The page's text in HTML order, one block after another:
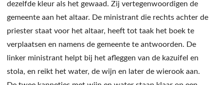
dezelfde kleur als het gewaad. Zij vertegenwoordigen de
gemeente aan het altaar. De ministrant die rechts achter de
priester staat voor het altaar, heeft tot taak het boek te
verplaatsen en namens de gemeente te antwoorden. De
linker ministrant helpt bij het afleggen van de kazuifel en
stola, en reikt het water, de wijn en later de wierook aan.